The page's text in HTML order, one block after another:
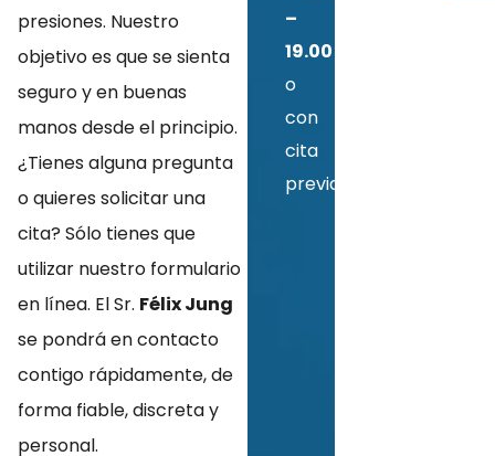
presiones. Nuestro
objetivo es que se sienta
seguro y en buenas
manos desde el principio.
¿Tienes alguna pregunta
o quieres solicitar una
cita? Sólo tienes que
utilizar nuestro formulario
en línea. El Sr. Félix Jung
se pondrá en contacto
contigo rápidamente, de
forma fiable, discreta y
personal.
–
19.00
o
con
cita
previa